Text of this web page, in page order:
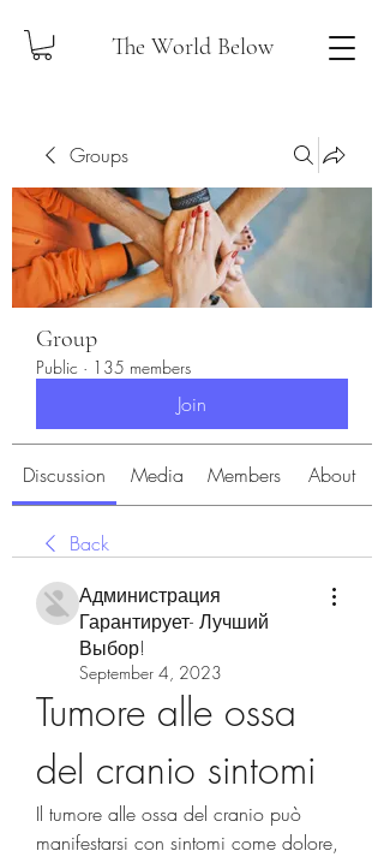
The World Below
Groups
Group
Public · 135 members
Join
Discussion Media Members About
Back
Администрация
Гарантирует- Лучший
Выбор!
September 4, 2023
Tumore alle ossa
del cranio sintomi
Il tumore alle ossa del cranio può
manifestarsi con sintomi come dolore,